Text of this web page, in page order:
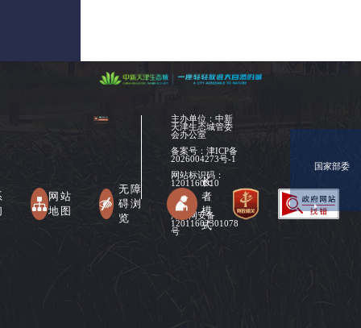
主办单位：中新
天津生态城管委
会办公室
备案号： 津ICP备
2026004273号-1
网站标识码：
1201160010
津公网安备
12011602301078
号
网站
地图
无障
碍浏
览
长
者
模
式
国家部委